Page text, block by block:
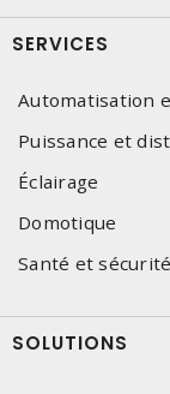
SERVICES
Automatisation
Puissance et
Éclairage
Domotique
Santé et sécurité
SOLUTIONS